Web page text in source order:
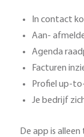
In contact
Aan-
Agenda
Facturen
Profiel up-
Je bedrijf
De app is